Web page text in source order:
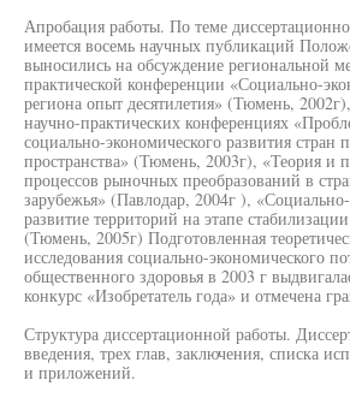
Апробация работы. По теме
имеется восемь научных публикаций
выносились на обсуждение региональной
практической конференции «Социально-
региона опыт десятилетия» (Тюмень,
научно-практических конференциях
социально-экономического развития стран
пространства» (Тюмень, 2003г), «Теория и
процессов рыночных преобразований в
зарубежья» (Павлодар, 2004г ),
развитие территорий на этапе
(Тюмень, 2005г) Подготовленная
исследования социально-экономического
общественного здоровья в 2003 г
конкурс «Изобретатель года» и отмечена
Структура диссертационной работы.
введения, трех глав, заключения, списка
и приложений.